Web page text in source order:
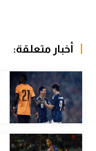
أقسام خاصة
ميركاتو
تحقيق في الجول
تقرير في الجول
أخبار متعلقة: